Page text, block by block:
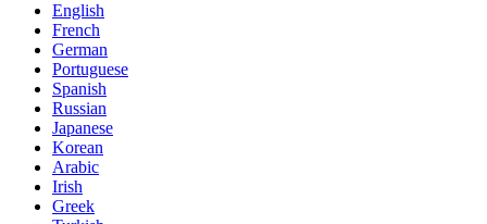
English
French
German
Portuguese
Spanish
Russian
Japanese
Korean
Arabic
Irish
Greek